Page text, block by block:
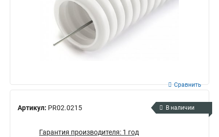
Артикул: PR02.0215
Сравнить
В наличии
Гарантия производителя: 1 год